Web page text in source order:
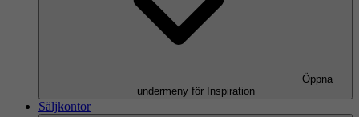
Öppna
undermeny för Inspiration
Säljkontor